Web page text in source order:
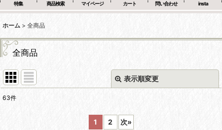
特集 商品検索 マイページ カート 問い合わせ insta
ホーム > 全商品
全商品
表示順変更
63件
1 2 次»